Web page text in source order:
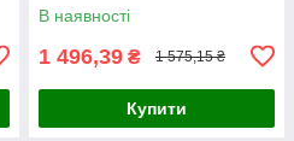
В наявності
1 496,39 ₴ 1 575,15 ₴
Купити